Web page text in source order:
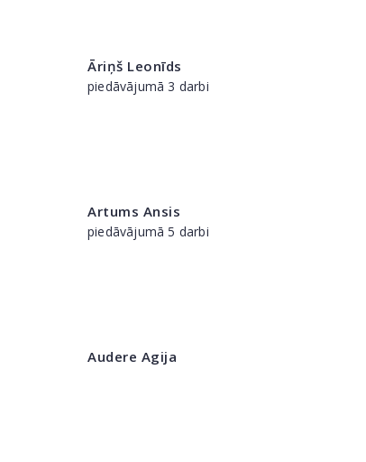
Āriņš Leonīds
piedāvājumā 3 darbi
Artums Ansis
piedāvājumā 5 darbi
Audere Agija